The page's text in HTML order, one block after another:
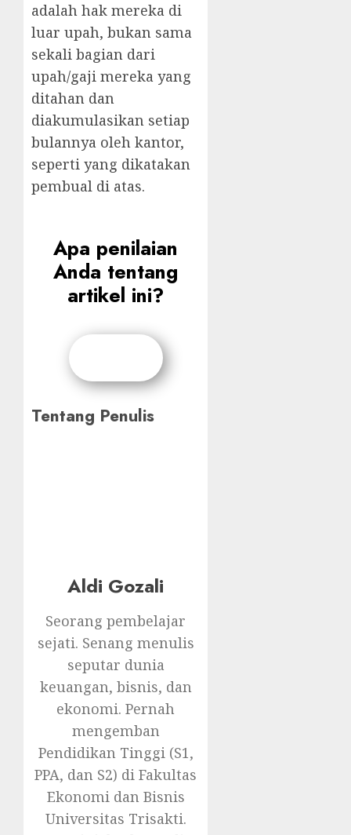
adalah hak mereka di
luar upah, bukan sama
sekali bagian dari
upah/gaji mereka yang
ditahan dan
diakumulasikan setiap
bulannya oleh kantor,
seperti yang dikatakan
pembual di atas.
Apa penilaian
Anda tentang
artikel ini?
Tentang Penulis
Aldi Gozali
Seorang pembelajar
sejati. Senang menulis
seputar dunia
keuangan, bisnis, dan
ekonomi. Pernah
mengemban
Pendidikan Tinggi (S1,
PPA, dan S2) di Fakultas
Ekonomi dan Bisnis
Universitas Trisakti.